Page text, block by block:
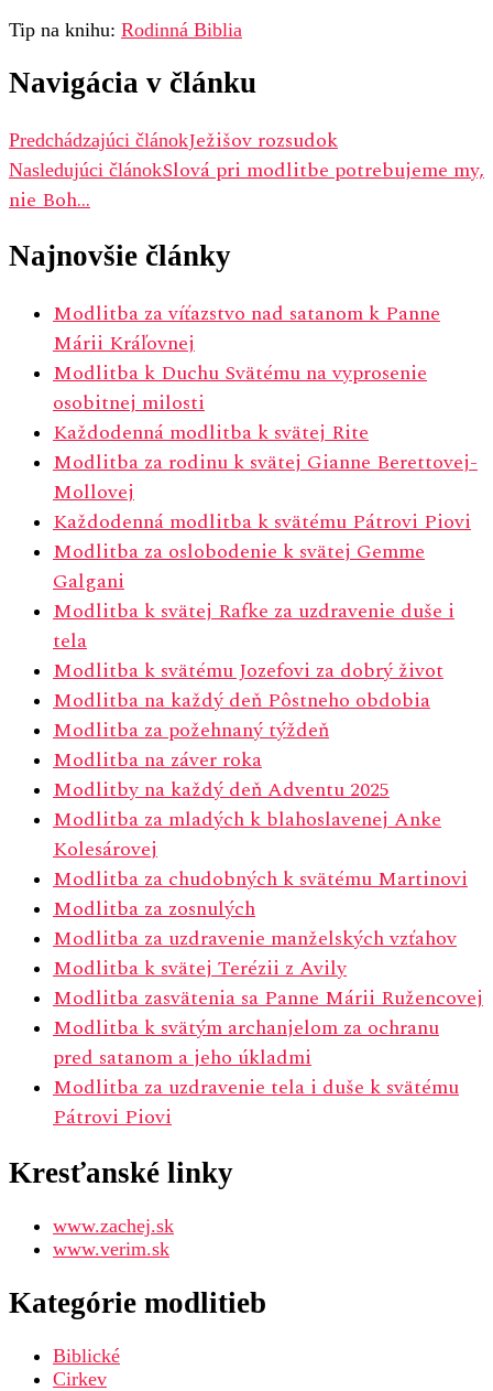
Tip na knihu: Rodinná Biblia
Navigácia v článku
Predchádzajúci článokJežišov rozsudok
Nasledujúci článokSlová pri modlitbe potrebujeme my,
nie Boh…
Najnovšie články
Modlitba za víťazstvo nad satanom k Panne
Márii Kráľovnej
Modlitba k Duchu Svätému na vyprosenie
osobitnej milosti
Každodenná modlitba k svätej Rite
Modlitba za rodinu k svätej Gianne Berettovej-
Mollovej
Každodenná modlitba k svätému Pátrovi Piovi
Modlitba za oslobodenie k svätej Gemme
Galgani
Modlitba k svätej Rafke za uzdravenie duše i
tela
Modlitba k svätému Jozefovi za dobrý život
Modlitba na každý deň Pôstneho obdobia
Modlitba za požehnaný týždeň
Modlitba na záver roka
Modlitby na každý deň Adventu 2025
Modlitba za mladých k blahoslavenej Anke
Kolesárovej
Modlitba za chudobných k svätému Martinovi
Modlitba za zosnulých
Modlitba za uzdravenie manželských vzťahov
Modlitba k svätej Terézii z Avily
Modlitba zasvätenia sa Panne Márii Ružencovej
Modlitba k svätým archanjelom za ochranu
pred satanom a jeho úkladmi
Modlitba za uzdravenie tela i duše k svätému
Pátrovi Piovi
Kresťanské linky
www.zachej.sk
www.verim.sk
Kategórie modlitieb
Biblické
Cirkev